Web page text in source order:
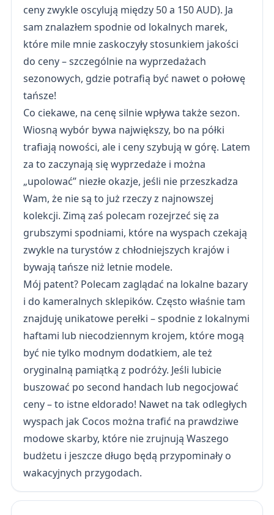
ceny zwykle oscylują między 50 a 150 AUD). Ja
sam znalazłem spodnie od lokalnych marek,
które mile mnie zaskoczyły stosunkiem jakości
do ceny – szczególnie na wyprzedażach
sezonowych, gdzie potrafią być nawet o połowę
tańsze!
Co ciekawe, na cenę silnie wpływa także sezon.
Wiosną wybór bywa największy, bo na półki
trafiają nowości, ale i ceny szybują w górę. Latem
za to zaczynają się wyprzedaże i można
„upolować” niezłe okazje, jeśli nie przeszkadza
Wam, że nie są to już rzeczy z najnowszej
kolekcji. Zimą zaś polecam rozejrzeć się za
grubszymi spodniami, które na wyspach czekają
zwykle na turystów z chłodniejszych krajów i
bywają tańsze niż letnie modele.
Mój patent? Polecam zaglądać na lokalne bazary
i do kameralnych sklepików. Często właśnie tam
znajduję unikatowe perełki – spodnie z lokalnymi
haftami lub niecodziennym krojem, które mogą
być nie tylko modnym dodatkiem, ale też
oryginalną pamiątką z podróży. Jeśli lubicie
buszować po second handach lub negocjować
ceny – to istne eldorado! Nawet na tak odległych
wyspach jak Cocos można trafić na prawdziwe
modowe skarby, które nie zrujnują Waszego
budżetu i jeszcze długo będą przypominały o
wakacyjnych przygodach.